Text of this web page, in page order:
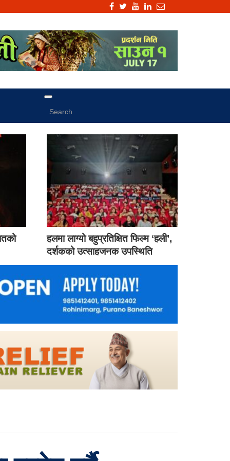
हलमा लाग्यो बहुप्रतिक्षित फिल्म ‘हली’,
दर्शकको उत्साहजनक उपस्थिति